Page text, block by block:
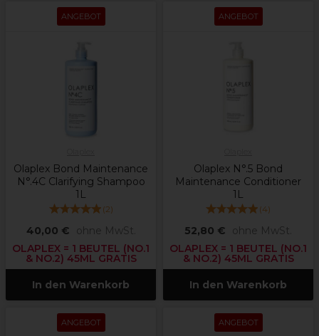
ANGEBOT
Olaplex Bond Maintenance
N°.4C Clarifying Shampoo
1L
(2)
40,00 €
ohne MwSt.
OLAPLEX = 1 BEUTEL (NO.1
& NO.2) 45ML GRATIS
In den Warenkorb
ANGEBOT
Olaplex N°.5 Bond
Maintenance Conditioner
1L
(4)
52,80 €
ohne MwSt.
OLAPLEX = 1 BEUTEL (NO.1
& NO.2) 45ML GRATIS
In den Warenkorb
ANGEBOT ANGEBOT